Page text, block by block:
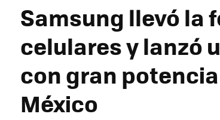
Samsung llevó la
celulares y lanzó
con gran
México